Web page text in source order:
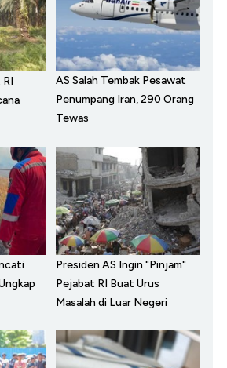
AS Salah Tembak Pesawat
Penumpang Iran, 290 Orang
Tewas
Presiden AS Ingin "Pinjam"
Pejabat RI Buat Urus
Masalah di Luar Negeri